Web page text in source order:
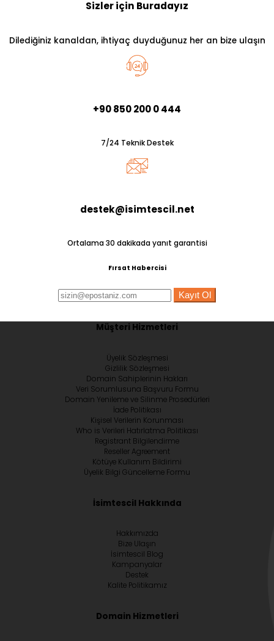
Sizler için Buradayız
Dilediğiniz kanaldan, ihtiyaç duyduğunuz her an bize ulaşın
+90 850 200 0 444
7/24 Teknik Destek
destek@isimtescil.net
Ortalama 30 dakikada yanıt garantisi
Fırsat Habercisi
Kayıt Ol
Müşteri Hizmetleri
Üyelik Sözleşmesi
Gizlilik Sözleşmesi
Domain Sahiplerinin Hakları
Veri Sorumlusuna Başvuru Formu
Domain Yenileme ve Silinme Prosedürleri
İade Politikası
Kişisel Verilerin Korunması
Who is Verileri Hatırlatma Politikası
Registrant Bilgilendirme
Reseller Agreement
Kötüye Kullanım Bildirimi
Üyelik Bilgi Güncelleme Formu
İsimtescil Hakkında
Hakkımızda
Bize Ulaşın
İsimtescil Blog
Kampanyalar
Destek
Kalite Politikamız
Domain Hizmetleri